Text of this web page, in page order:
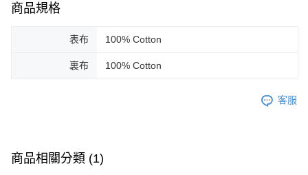
商品規格
表布 100% Cotton
裏布 100% Cotton
客服
商品相關分類 (1)